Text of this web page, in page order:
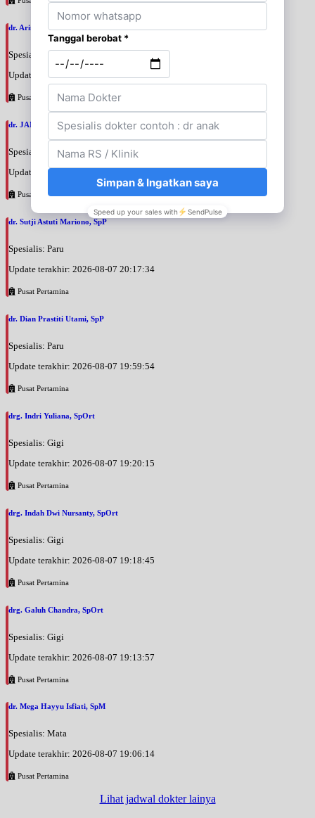
dr. Arini Purwono, SpP
Spesialis: Paru
Update terakhir: 2026-08-07 20:25:58
Pusat Pertamina
dr. JANUAR HABIBI, SpP
Spesialis: Paru
Update terakhir: 2026-08-07 20:23:50
Pusat Pertamina
dr. Sutji Astuti Mariono, SpP
Spesialis: Paru
Update terakhir: 2026-08-07 20:17:34
Pusat Pertamina
dr. Dian Prastiti Utami, SpP
Spesialis: Paru
Update terakhir: 2026-08-07 19:59:54
Pusat Pertamina
drg. Indri Yuliana, SpOrt
Spesialis: Gigi
Update terakhir: 2026-08-07 19:20:15
Pusat Pertamina
drg. Indah Dwi Nursanty, SpOrt
Spesialis: Gigi
Update terakhir: 2026-08-07 19:18:45
Pusat Pertamina
drg. Galuh Chandra, SpOrt
Spesialis: Gigi
Update terakhir: 2026-08-07 19:13:57
Pusat Pertamina
dr. Mega Hayyu Isfiati, SpM
Spesialis: Mata
Update terakhir: 2026-08-07 19:06:14
Pusat Pertamina
Lihat jadwal dokter lainya